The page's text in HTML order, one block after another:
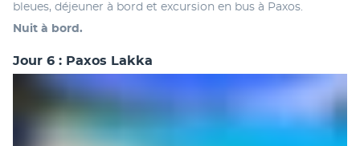
bleues, déjeuner à bord et excursion en bus à Paxos.
Nuit à bord.
Jour 6 : Paxos Lakka